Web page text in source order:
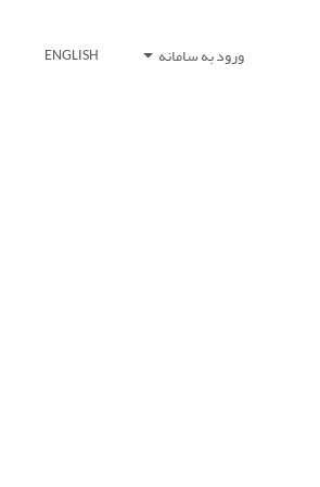
ورود به سامانه ENGLISH